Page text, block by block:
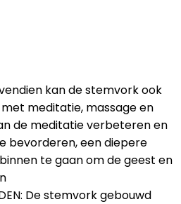
kan de stemvork ook
meditatie, massage en
de meditatie verbeteren en
bevorderen, een diepere
te gaan om de geest en
De stemvork gebouwd